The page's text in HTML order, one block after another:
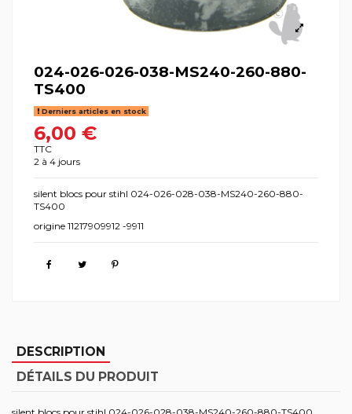
024-026-026-038-MS240-260-880-
TS400
Derniers articles en stock
6,00 €
TTC
2 à 4 jours
silent blocs pour stihl 024-026-028-038-MS240-260-880-
TS400
origine 11217909912 -9911
DESCRIPTION
DÉTAILS DU PRODUIT